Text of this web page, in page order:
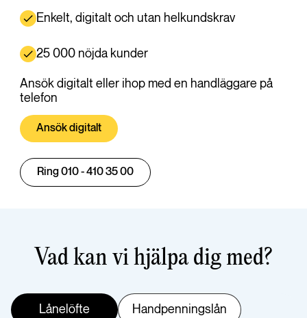
Enkelt, digitalt och utan helkundskrav
25 000 nöjda kunder
Ansök digitalt eller ihop med en handläggare på
telefon
Ansök digitalt
Ring 010 - 410 35 00
Vad kan vi hjälpa dig med?
Lånelöfte Handpenningslån